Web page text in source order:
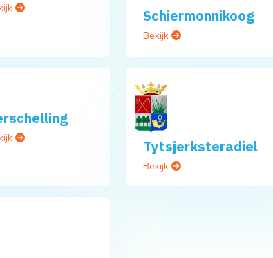
Schiermonnikoog
Bekijk
Tytsjerksteradiel
Bekijk